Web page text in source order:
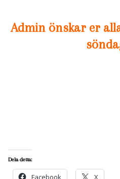
Admin önskar er
Dela detta:
Facebook X